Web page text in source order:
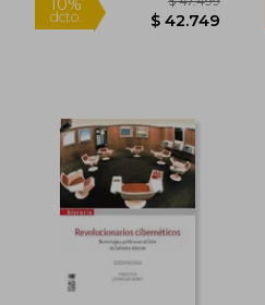
55%
dcto. $ 59.742